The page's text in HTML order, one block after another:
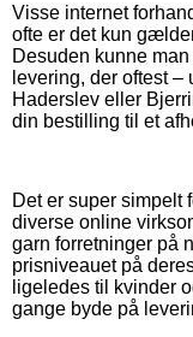
Visse internet
ofte er det kun
Desuden kunne
levering, der oftest
Haderslev eller
din bestilling til et
Det er super simpelt
diverse online
garn forretninger på
prisniveauet på
ligeledes til kvinder
gange byde på